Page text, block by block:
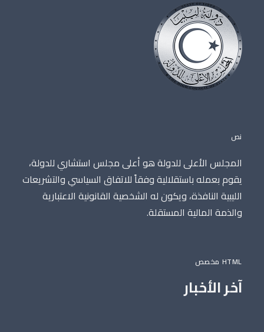
نص
المجلس الأعلى للدولة هو أعلى مجلس استشاري للدولة،
يقوم بعمله باستقلالية وفقاً للاتفاق السياسي والتشريعات
الليبية النافذة، ويكون له الشخصية القانونية الاعتبارية
والذمة المالية المستقلة.
HTML مخصص
آخر الأخبار